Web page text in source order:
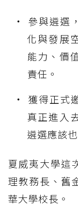
參與遴選
化與發展
能力、價
責任。
獲得正式
真正進入
遴選應該
夏威夷大學這
理教務長、舊
華大學校長。